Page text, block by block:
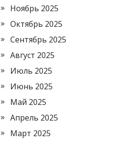
Ноябрь 2025
Октябрь 2025
Сентябрь 2025
Август 2025
Июль 2025
Июнь 2025
Май 2025
Апрель 2025
Март 2025